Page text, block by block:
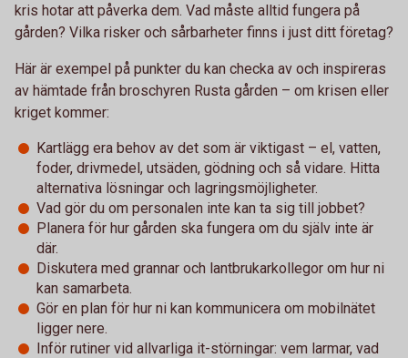
kris hotar att påverka dem. Vad måste alltid fungera på
gården? Vilka risker och sårbarheter finns i just ditt företag?
Här är exempel på punkter du kan checka av och inspireras
av hämtade från broschyren Rusta gården – om krisen eller
kriget kommer:
Kartlägg era behov av det som är viktigast – el, vatten,
foder, drivmedel, utsäden, gödning och så vidare. Hitta
alternativa lösningar och lagringsmöjligheter.
Vad gör du om personalen inte kan ta sig till jobbet?
Planera för hur gården ska fungera om du själv inte är
där.
Diskutera med grannar och lantbrukarkollegor om hur ni
kan samarbeta.
Gör en plan för hur ni kan kommunicera om mobilnätet
ligger nere.
Inför rutiner vid allvarliga it-störningar: vem larmar, vad